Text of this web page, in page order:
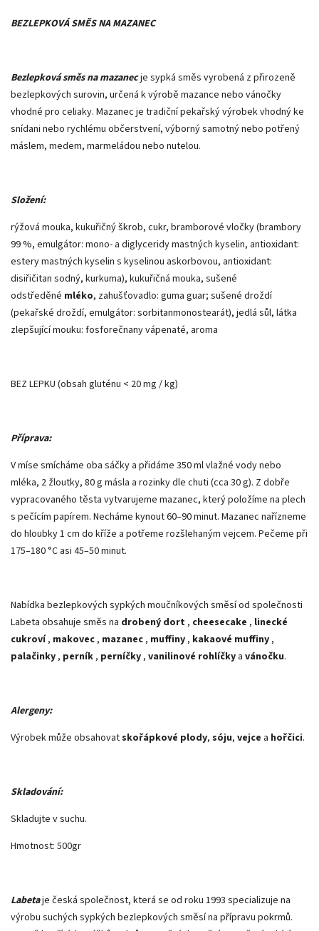
BEZLEPKOVÁ SMĚS NA MAZANEC
Bezlepková směs na mazanecje sypká směs vyrobená z přirozeně
bezlepkových surovin, určená k výrobě mazance nebo vánočky
vhodné pro celiaky. Mazanec je tradiční pekařský výrobek vhodný ke
snídani nebo rychlému občerstvení, výborný samotný nebo potřený
máslem, medem, marmeládou nebo nutelou.
Složení:
rýžová mouka, kukuřičný škrob, cukr, bramborové vločky (brambory
99 %, emulgátor: mono- a diglyceridy mastných kyselin, antioxidant:
estery mastných kyselin s kyselinou askorbovou, antioxidant:
disiřičitan sodný, kurkuma), kukuřičná mouka, sušené
odstředěné mléko, zahušťovadlo: guma guar; sušené droždí
(pekařské droždí, emulgátor: sorbitanmonostearát), jedlá sůl, látka
zlepšující mouku: fosforečnany vápenaté, aroma
BEZ LEPKU (obsah gluténu < 20 mg / kg)
Příprava:
V míse smícháme oba sáčky a přidáme 350 ml vlažné vody nebo
mléka, 2 žloutky, 80 g másla a rozinky dle chuti (cca 30 g). Z dobře
vypracovaného těsta vytvarujeme mazanec, který položíme na plech
s pečícím papírem. Necháme kynout 60–90 minut. Mazanec nařízneme
do hloubky 1 cm do kříže a potřeme rozšlehaným vejcem. Pečeme při
175–180 °C asi 45–50 minut.
Nabídka bezlepkových sypkých moučníkových směsí od společnosti
Labeta obsahuje směs na drobený dort , cheesecake , linecké
cukroví, makovec , mazanec , muffiny , kakaové muffiny ,
palačinky , perník , perníčky , vanilinové rohlíčky a vánočku.
Alergeny:
Výrobek může obsahovatskořápkové plody, sóju, vejce a hořčici.
Skladování:
Skladujte v suchu.
Hmotnost: 500gr
Labetaje česká společnost, která se od roku 1993 specializuje na
výrobu suchých sypkých bezlepkových směsí na přípravu pokrmů.